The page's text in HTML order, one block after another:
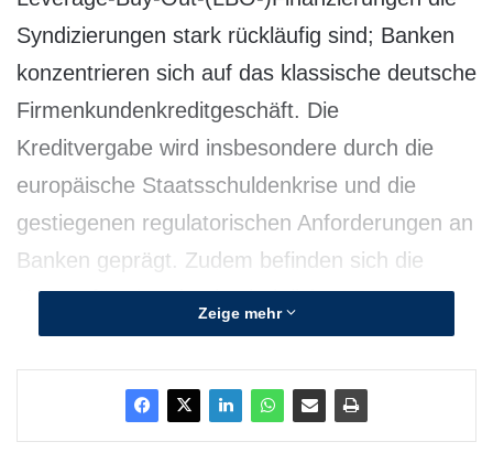
Syndizierungen stark rückläufig sind; Banken
konzentrieren sich auf das klassische deutsche
Firmenkundenkreditgeschäft. Die
Kreditvergabe wird insbesondere durch die
europäische Staatsschuldenkrise und die
gestiegenen regulatorischen Anforderungen an
Banken geprägt. Zudem befinden sich die
Kosten für eine durchschnittliche LBO-
Finanzierung in den letzten sechs Monaten auf
einem historisch hohen Niveau mit einer
durchschnittlichen Marge von über
Euribor+500 Basispunkten. Knapp zwei Drittel
Zeige mehr